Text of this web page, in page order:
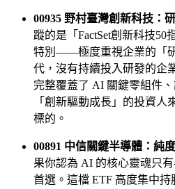
00935 野村臺灣創新科技：
蹤的是「FactSet創新科技50
特別——極度重視企業的「
代，沒有持續投入研發的企
完整覆蓋了 AI 關鍵零組件
「創新驅動成長」的投資人
標的。
00891 中信關鍵半導體：純
果你認為 AI 的核心靈魂只
首選。這檔 ETF 高度集中